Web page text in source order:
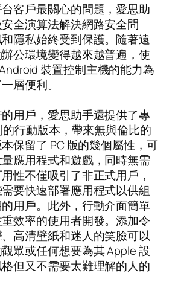
客戶最關心的問題，愛思助
全演算法解決網路安全問
隱私始終受到保護。隨著遠
公環境變得越來越普遍，使
裝置控制主機的能力為
層便利。
用戶，愛思助手還提供了專
行動版本，帶來無與倫比的
保留了 PC 版的幾個屬性，可
應用程式和遊戲，同時無需
性不僅吸引了非正式用戶，
要快速部署應用程式以供組
用戶。此外，行動介面簡單
效率的使用者開發。添加令
高清壁紙和迷人的笑臉可以
眾或任何想要為其 Apple 設
但又不需要太難理解的人的